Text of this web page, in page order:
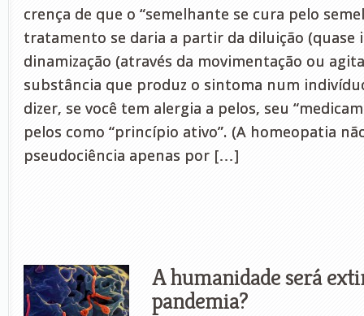
crença de que o “semelhante se cura pelo
tratamento se daria a partir da diluição (quase
dinamização (através da movimentação ou
substância que produz o sintoma num
dizer, se você tem alergia a pelos, seu
pelos como “princípio ativo”. (A homeopatia
pseudociência apenas por […]
A humanidade será
pandemia?